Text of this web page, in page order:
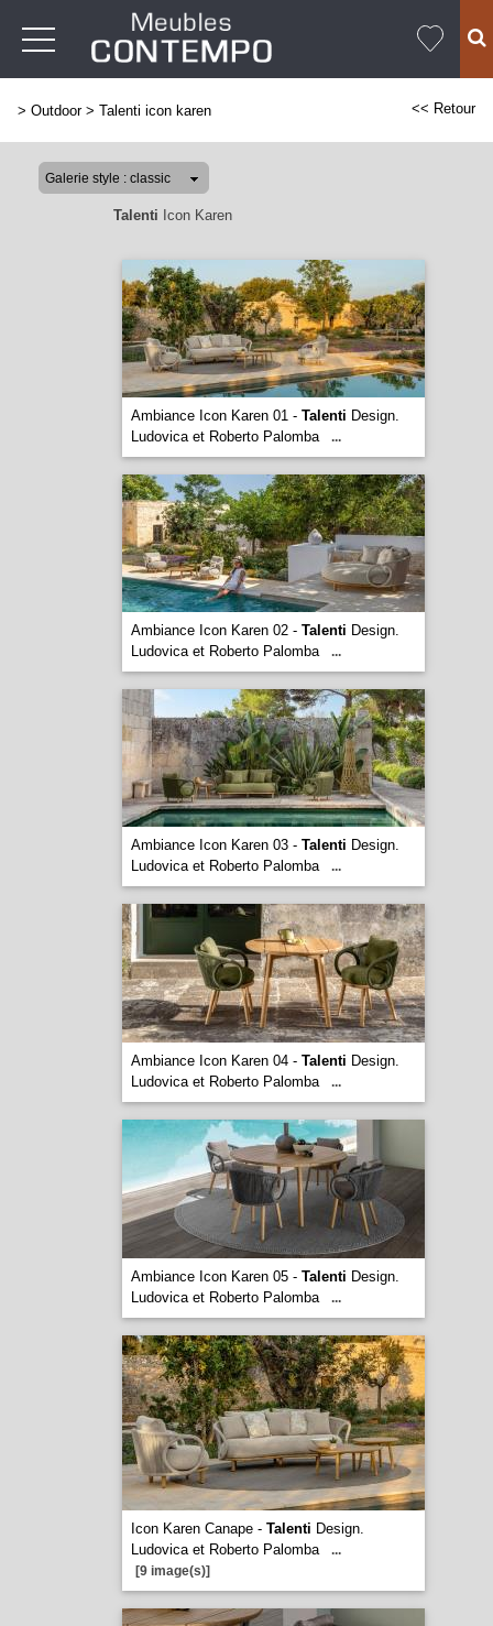
> Outdoor> Talenti icon karen << Retour
Talenti Icon Karen
Ambiance Icon Karen 01 - Talenti Design.
Ludovica et Roberto Palomba
...
Ambiance Icon Karen 02 - Talenti Design.
Ludovica et Roberto Palomba
...
Ambiance Icon Karen 03 - Talenti Design.
Ludovica et Roberto Palomba
...
Ambiance Icon Karen 04 - Talenti Design.
Ludovica et Roberto Palomba
...
Ambiance Icon Karen 05 - Talenti Design.
Ludovica et Roberto Palomba
...
Icon Karen Canape - Talenti Design.
Ludovica et Roberto Palomba
...
[9 image(s)]